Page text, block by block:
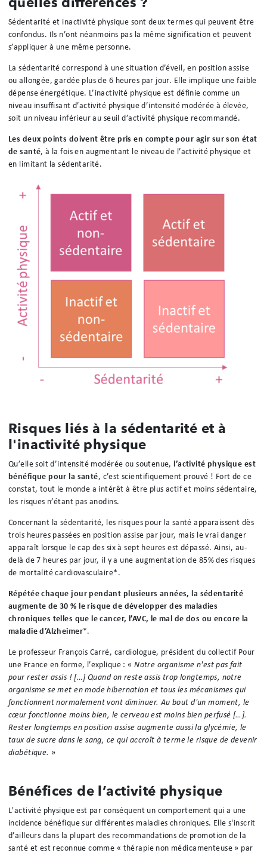
quelles différences ?
Sédentarité et inactivité physique sont deux termes qui peuvent être
confondus. Ils n’ont néanmoins pas la même signification et peuvent
s’appliquer à une même personne.
La sédentarité correspond à une situation d’éveil, en position assise
ou allongée, gardée plus de 6 heures par jour. Elle implique une faible
dépense énergétique. L’inactivité physique est définie comme un
niveau insuffisant d’activité physique d’intensité modérée à élevée,
soit un niveau inférieur au seuil d’activité physique recommandé.
Les deux points doivent être pris en compte pour agir sur son état
de santé, à la fois en augmentant le niveau de l’activité physique et
en limitant la sédentarité.
Risques liés à la sédentarité et à
l'inactivité physique
Qu’elle soit d’intensité modérée ou soutenue,l’activité physique est
bénéfique pour la santé, c’est scientifiquement prouvé ! Fort de ce
constat, tout le monde a intérêt à être plus actif et moins sédentaire,
les risques n’étant pas anodins.
Concernant la sédentarité, les risques pour la santé apparaissent dès
trois heures passées en position assise par jour, mais le vrai danger
apparaît lorsque le cap des six à sept heures est dépassé. Ainsi, au-
delà de 7 heures par jour, il y a une augmentation de 85% des risques
de mortalité cardiovasculaire*.
Répétée chaque jour pendant plusieurs années, la sédentarité
augmente de 30 % le risque de développer des maladies
chroniques telles que le cancer, l’AVC, le mal de dos ou encore la
maladie d’Alzheimer*.
Le professeur François Carré, cardiologue, président du collectif Pour
une France en forme, l’explique : «Notre organisme n'est pas fait
pour rester assis ! […] Quand on reste assis trop longtemps, notre
organisme se met en mode hibernation et tous les mécanismes qui
fonctionnent normalement vont diminuer. Au bout d'un moment, le
cœur fonctionne moins bien, le cerveau est moins bien perfusé […].
Rester longtemps en position assise augmente aussi la glycémie, le
taux de sucre dans le sang, ce qui accroît à terme le risque de devenir
diabétique. »
Bénéfices de l’activité physique
L'activité physique est par conséquent un comportement qui a une
incidence bénéfique sur différentes maladies chroniques. Elle s'inscrit
d’ailleurs dans la plupart des recommandations de promotion de la
santé et est reconnue comme « thérapie non médicamenteuse » par